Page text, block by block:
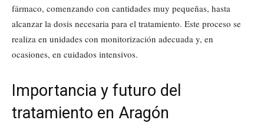
fármaco, comenzando con cantidades muy pequeñas, hasta
alcanzar la dosis necesaria para el tratamiento. Este proceso se
realiza en unidades con monitorización adecuada y, en
ocasiones, en cuidados intensivos.
Importancia y futuro del
tratamiento en Aragón